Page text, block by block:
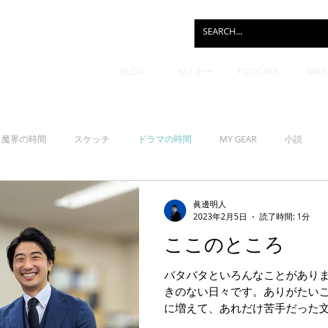
魔界の時間 スケッチ ドラマの時間 MY GEAR 小説
ここのところ
バタバタといろんなことがあり
きのない日々です。ありがたい
に増えて、あれだけ苦手だった
眞邊明人
2023年2月5日
読了時間: 1分